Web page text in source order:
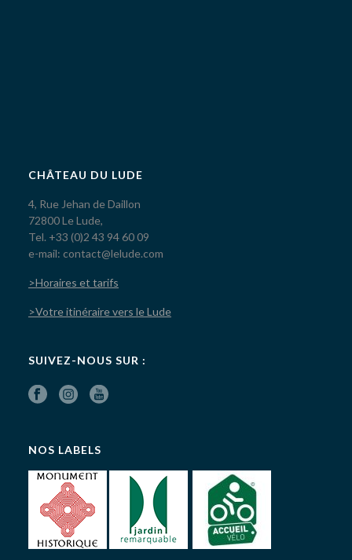
CHÂTEAU DU LUDE
4, Rue Jehan de Daillon
72800 Le Lude,
Tel. +33 (0)2 43 94 60 09
e-mail: contact@lelude.com
>Horaires et tarifs
>Votre itinéraire vers le Lude
SUIVEZ-NOUS SUR :
NOS LABELS